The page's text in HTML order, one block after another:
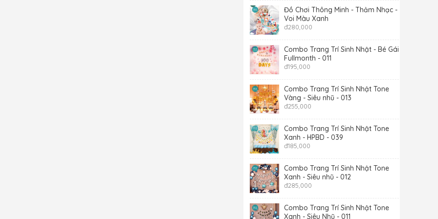
Đồ Chơi Thông Minh - Thảm Nhạc -
Voi Màu Xanh
đ280,000
Combo Trang Trí Sinh Nhật - Bé Gái -
Fullmonth - 011
đ195,000
Combo Trang Trí Sinh Nhật Tone
Vàng - Siêu nhũ - 013
đ255,000
Combo Trang Trí Sinh Nhật Tone
Xanh - HPBD - 039
đ185,000
Combo Trang Trí Sinh Nhật Tone
Xanh - Siêu nhũ - 012
đ285,000
Combo Trang Trí Sinh Nhật Tone
Xanh - Siêu Nhũ - 011